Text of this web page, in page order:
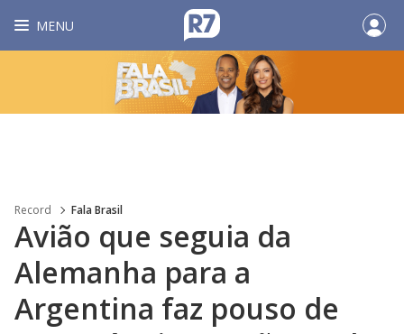
MENU
Record Fala Brasil
Avião que seguia da
Alemanha para a
Argentina faz pouso de